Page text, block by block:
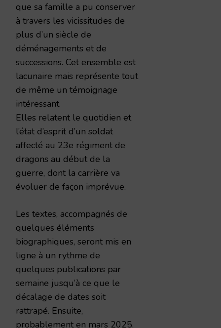
que sa famille a pu conserver
à travers les vicissitudes de
plus d’un siècle de
déménagements et de
successions. Cet ensemble est
lacunaire mais représente tout
de même un témoignage
intéressant.
Elles relatent le quotidien et
l’état d’esprit d’un soldat
affecté au 23e régiment de
dragons au début de la
guerre, dont la carrière va
évoluer de façon imprévue.
Les textes, accompagnés de
quelques éléments
biographiques, seront mis en
ligne à un rythme de
quelques publications par
semaine jusqu’à ce que le
décalage de dates soit
rattrapé. Ensuite,
probablement en mars 2025,